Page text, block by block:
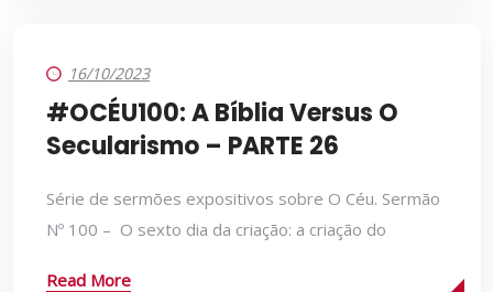
16/10/2023
#OCÉU100: A Bíblia Versus O
Secularismo – PARTE 26
Série de sermões expositivos sobre O Céu. Sermão
Nº 100 – O sexto dia da criação: a criação do
Read More